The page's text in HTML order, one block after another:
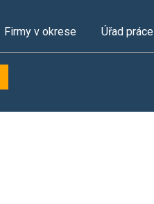
Firmy v okrese Úřad práce